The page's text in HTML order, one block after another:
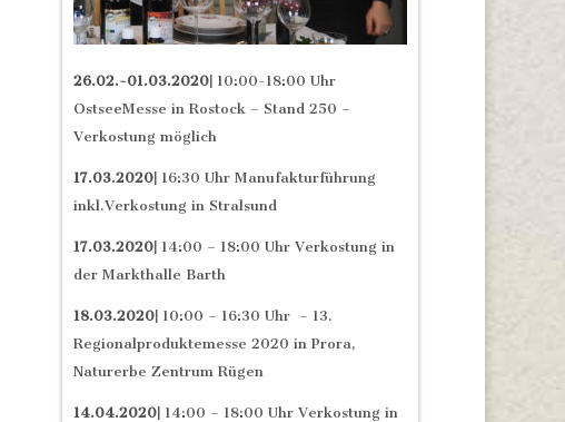
26.02.-01.03.2020| 10:00-18:00 Uhr
OstseeMesse in Rostock – Stand 250 –
Verkostung möglich
17.03.2020| 16:30 Uhr Manufakturführung
inkl.Verkostung in Stralsund
17.03.2020| 14:00 – 18:00 Uhr Verkostung in
der Markthalle Barth
18.03.2020| 10:00 – 16:30 Uhr – 13.
Regionalproduktemesse 2020 in Prora,
Naturerbe Zentrum Rügen
14.04.2020| 14:00 – 18:00 Uhr Verkostung in